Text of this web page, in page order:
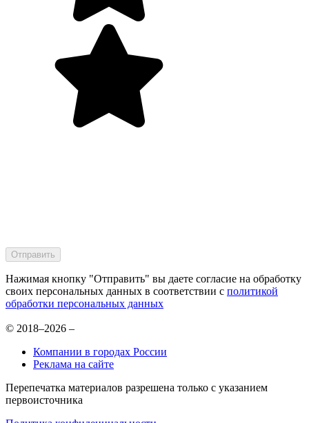
Нажимая кнопку "Отправить" вы даете согласие на обработку
своих персональных данных в соответствии с политикой
обработки персональных данных
© 2018–2026 –
Компании в городах России
Реклама на сайте
Перепечатка материалов разрешена только с указанием
первоисточника